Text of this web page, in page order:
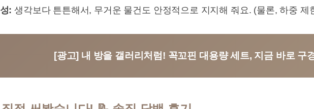
: 생각보다 튼튼해서, 무거운 물건도 안정적으로 지지해 줘요. (물론, 하중 제
[광고] 내 방을 갤러리처럼! 꼭꼬핀 대용량 세트, 지금 바로 구